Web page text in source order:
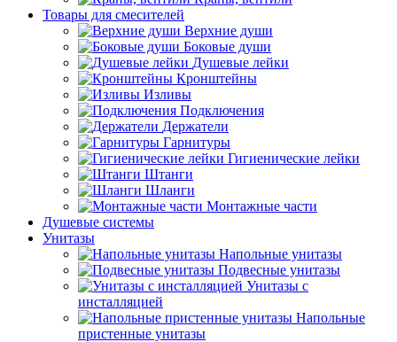
Товары для смесителей
Верхние души
Боковые души
Душевые лейки
Кронштейны
Изливы
Подключения
Держатели
Гарнитуры
Гигиенические лейки
Штанги
Шланги
Монтажные части
Душевые системы
Унитазы
Напольные унитазы
Подвесные унитазы
Унитазы с
инсталляцией
Напольные
пристенные унитазы